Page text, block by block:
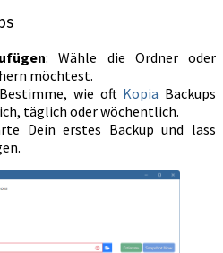
: Wähle die Ordner oder
möchtest.
wie oft Kopia Backups
täglich oder wöchentlich.
Dein erstes Backup und lass